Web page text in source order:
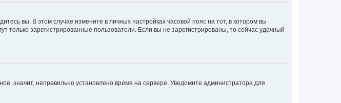
вы. В этом случае измените в личных настройках часовой пояс на тот, в котором вы
только зарегистрированные пользователи. Если вы не зарегистрированы, то сейчас удачный
значит, неправильно установлено время на сервере. Уведомите администратора для